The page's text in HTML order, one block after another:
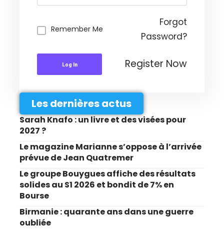
Remember Me
Forgot
Password?
Log In Register Now
Les dernières actus
Sarah Knafo : un livre et des visées pour
2027 ?
Le magazine Marianne s’oppose à l’arrivée
prévue de Jean Quatremer
Le groupe Bouygues affiche des résultats
solides au S1 2026 et bondit de 7% en
Bourse
Birmanie : quarante ans dans une guerre
oubliée